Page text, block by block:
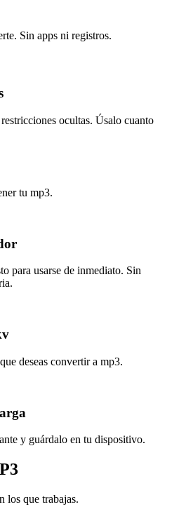
Sin apps ni registros.
ocultas. Úsalo cuanto
tu mp3.
para usarse de inmediato. Sin
deseas convertir a mp3.
y guárdalo en tu dispositivo.
los que trabajas.